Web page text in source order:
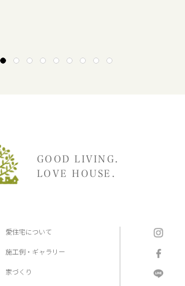
2 3 4 5 6 7 8 9 10
GOOD LIVING.
LOVE HOUSE.
愛住宅について
施工例・ギャラリー
家づくり